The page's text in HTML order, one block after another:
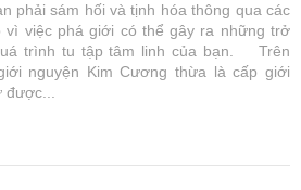
phải sám hối và tịnh hóa thông qua các
vì việc phá giới có thể gây ra những trở
trình tu tập tâm linh của bạn. Trên
nguyện Kim Cương thừa là cấp giới